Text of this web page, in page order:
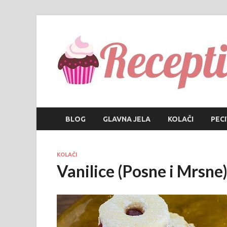
BLOG GLAVNA JELA KOLAČI
KOLAČI
Vanilice (Posne i